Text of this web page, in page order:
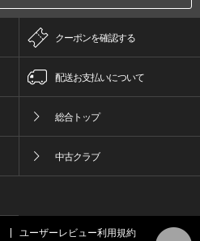
クーポンを確認する
配送お支払いについて
総合トップ
中古クラブ
ユーザーレビュー利用規約